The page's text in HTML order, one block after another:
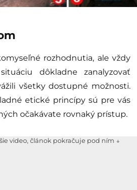
rozhodnutia, ale vždy
dôkladne zanalyzovať
všetky dostupné možnosti.
etické princípy sú pre vás
očakávate rovnaký prístup.
video, článok pokračuje pod ním ↓